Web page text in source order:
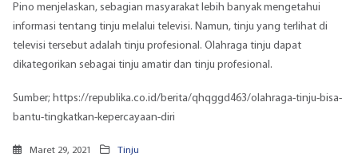
Pino menjelaskan, sebagian masyarakat lebih banyak mengetahui
informasi tentang tinju melalui televisi. Namun, tinju yang terlihat di
televisi tersebut adalah tinju profesional. Olahraga tinju dapat
dikategorikan sebagai tinju amatirdan tinju profesional.
Sumber; https://republika.co.id/berita/qhqggd463/olahraga-tinju-bisa-
bantu-tingkatkan-kepercayaan-diri
Maret 29, 2021 Tinju